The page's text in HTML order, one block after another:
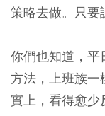
策略去做。只要
你們也知道，平
方法，上班族一
實上，看得愈少